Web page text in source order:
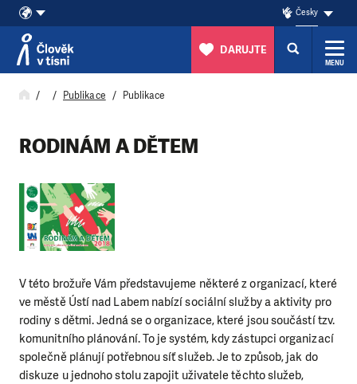
Přeskočit na obsah
Česky
DARUJTE
MENU
Publikace Publikace
RODINÁM A DĚTEM
V této brožuře Vám představujeme některé z organizací, které
ve městě Ústí nad Labem nabízí sociální služby a aktivity pro
rodiny s dětmi. Jedná se o organizace, které jsou součástí tzv.
komunitního plánování. To je systém, kdy zástupci organizací
společně plánují potřebnou síť služeb. Je to způsob, jak do
diskuze u jednoho stolu zapojit uživatele těchto služeb,